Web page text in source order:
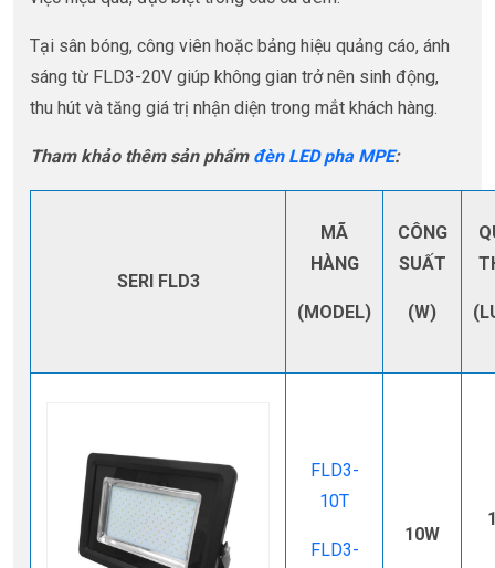
Tại sân bóng, công viên hoặc bảng hiệu quảng cáo, ánh
sáng từ FLD3-20V giúp không gian trở nên sinh động,
thu hút và tăng giá trị nhận diện trong mắt khách hàng.
Tham khảo thêm sản phẩm đèn LED pha MPE:
SERI FLD3
MÃ
HÀNG
(MODEL)
CÔNG
SUẤT
(W)
FLD3-
10T
FLD3-
10W